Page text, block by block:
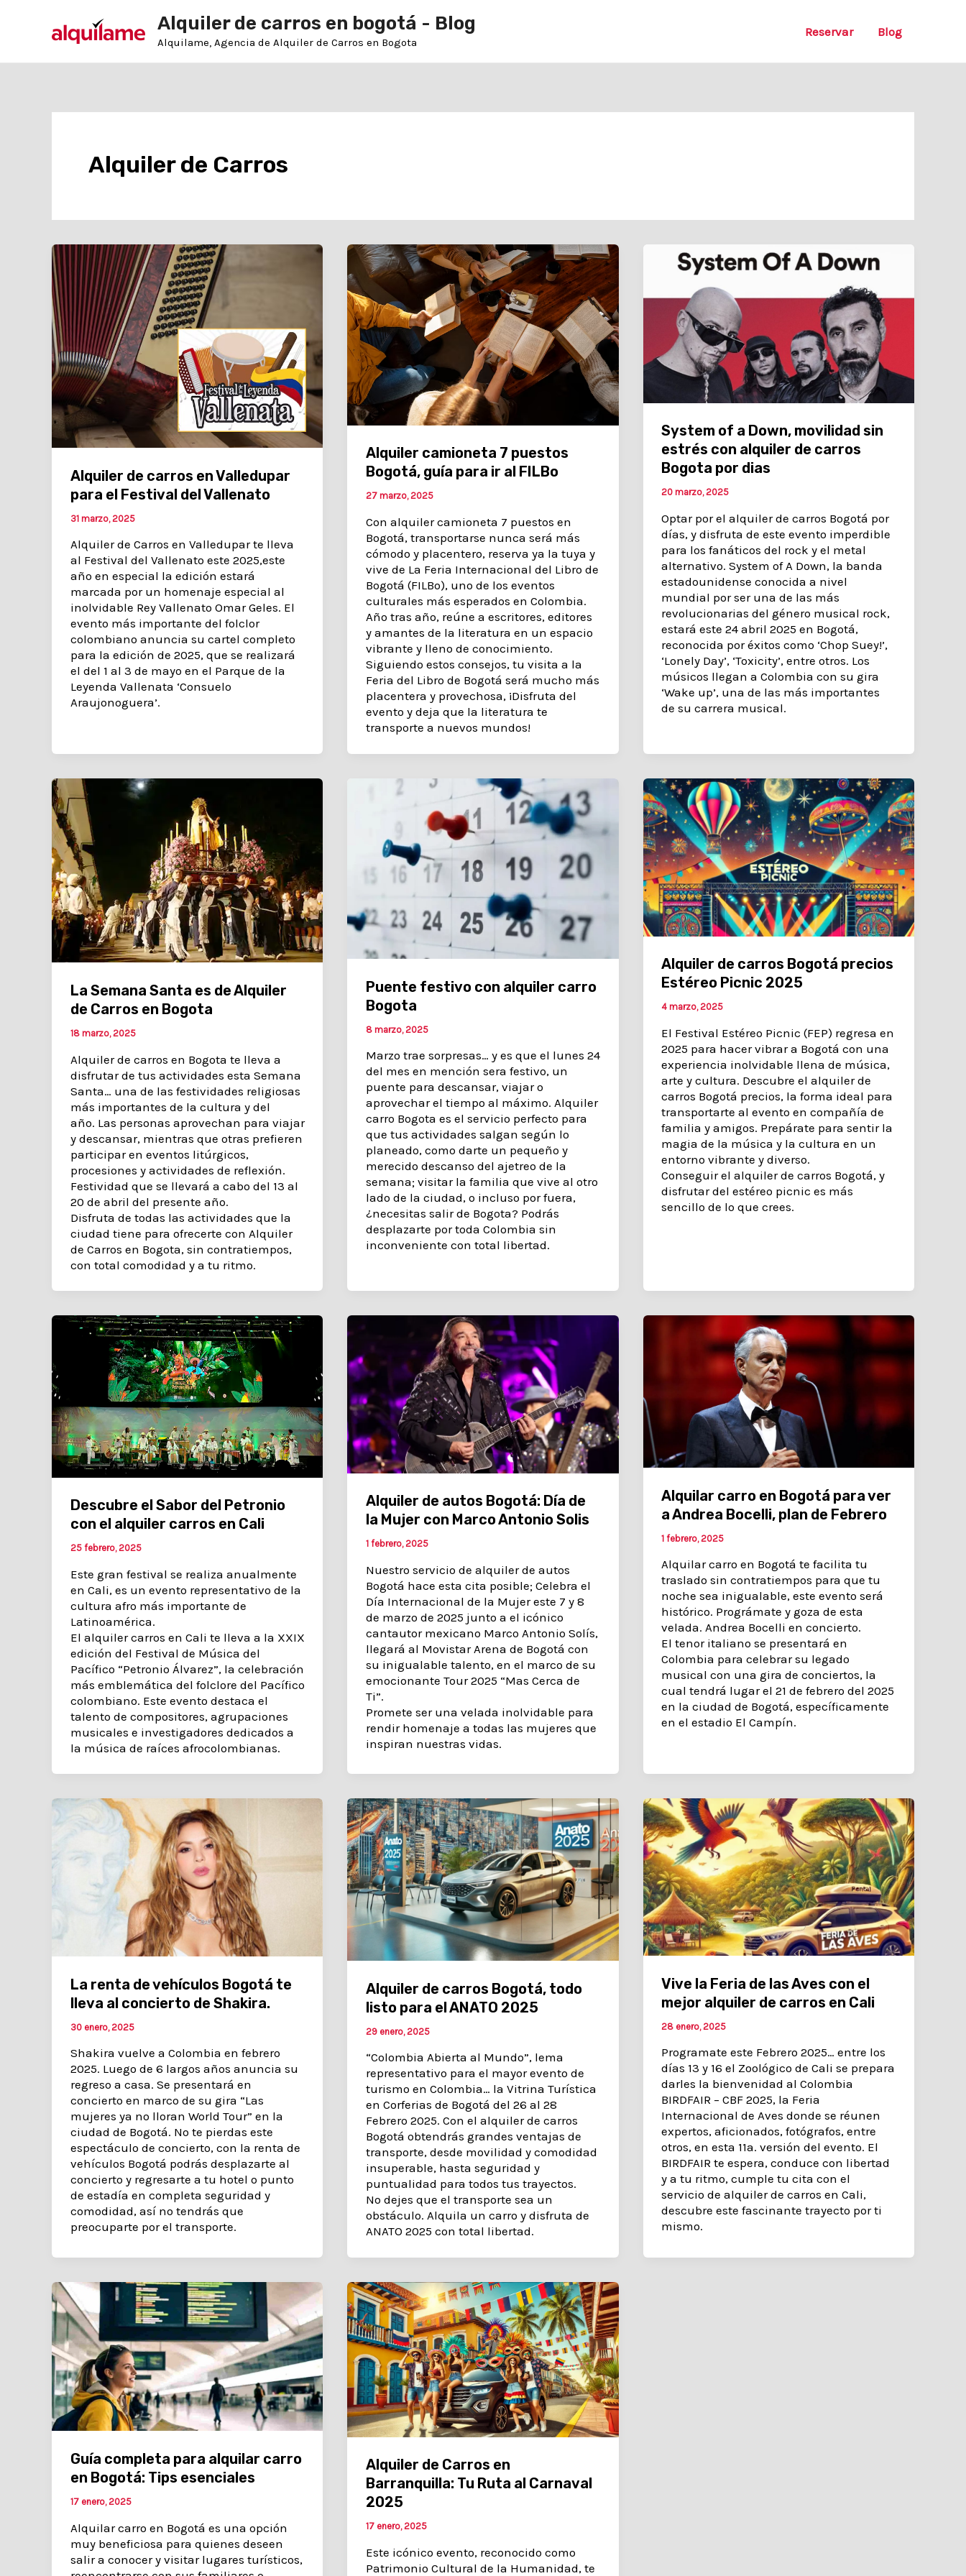
contenido
Alquiler de carros en bogotá - Blog
Alquilame, Agencia de Alquiler de Carros en Bogota
Reservar Blog
Alquiler de Carros
Alquiler de carros en Valledupar
para el Festival del Vallenato
31 marzo, 2025
Alquiler de Carros en Valledupar te lleva
al Festival del Vallenato este 2025,este
año en especial la edición estará
marcada por un homenaje especial al
inolvidable Rey Vallenato Omar Geles. El
evento más importante del folclor
colombiano anuncia su cartel completo
para la edición de 2025, que se realizará
el del 1 al 3 de mayo en el Parque de la
Leyenda Vallenata ‘Consuelo
Araujonoguera’.
Alquiler camioneta 7 puestos
Bogotá, guía para ir al FILBo
27 marzo, 2025
Con alquiler camioneta 7 puestos en
Bogotá, transportarse nunca será más
cómodo y placentero, reserva ya la tuya y
vive de La Feria Internacional del Libro de
Bogotá (FILBo), uno de los eventos
culturales más esperados en Colombia.
Año tras año, reúne a escritores, editores
y amantes de la literatura en un espacio
vibrante y lleno de conocimiento.
Siguiendo estos consejos, tu visita a la
Feria del Libro de Bogotá será mucho más
placentera y provechosa, ¡Disfruta del
evento y deja que la literatura te
transporte a nuevos mundos!
System of a Down, movilidad sin
estrés con alquiler de carros
Bogota por dias
20 marzo, 2025
Optar por el alquiler de carros Bogotá por
días, y disfruta de este evento imperdible
para los fanáticos del rock y el metal
alternativo. System of A Down, la banda
estadounidense conocida a nivel
mundial por ser una de las más
revolucionarias del género musical rock,
estará este 24 abril 2025 en Bogotá,
reconocida por éxitos como ‘Chop Suey!’,
‘Lonely Day’, ‘Toxicity’, entre otros. Los
músicos llegan a Colombia con su gira
‘Wake up’, una de las más importantes
de su carrera musical.
La Semana Santa es de Alquiler
de Carros en Bogota
18 marzo, 2025
Alquiler de carros en Bogota te lleva a
disfrutar de tus actividades esta Semana
Santa… una de las festividades religiosas
más importantes de la cultura y del
año. Las personas aprovechan para viajar
y descansar, mientras que otras prefieren
participar en eventos litúrgicos,
procesiones y actividades de reflexión.
Festividad que se llevará a cabo del 13 al
20 de abril del presente año.
Disfruta de todas las actividades que la
ciudad tiene para ofrecerte con Alquiler
de Carros en Bogota, sin contratiempos,
con total comodidad y a tu ritmo.
Puente festivo con alquiler carro
Bogota
8 marzo, 2025
Marzo trae sorpresas… y es que el lunes 24
del mes en mención sera festivo, un
puente para descansar, viajar o
aprovechar el tiempo al máximo. Alquiler
carro Bogota es el servicio perfecto para
que tus actividades salgan según lo
planeado, como darte un pequeño y
merecido descanso del ajetreo de la
semana; visitar la familia que vive al otro
lado de la ciudad, o incluso por fuera,
¿necesitas salir de Bogota? Podrás
desplazarte por toda Colombia sin
inconveniente con total libertad.
Alquiler de carros Bogotá precios
Estéreo Picnic 2025
4 marzo, 2025
El Festival Estéreo Picnic (FEP) regresa en
2025 para hacer vibrar a Bogotá con una
experiencia inolvidable llena de música,
arte y cultura. Descubre el alquiler de
carros Bogotá precios, la forma ideal para
transportarte al evento en compañía de
familia y amigos. Prepárate para sentir la
magia de la música y la cultura en un
entorno vibrante y diverso.
Conseguir el alquiler de carros Bogotá, y
disfrutar del estéreo picnic es más
sencillo de lo que crees.
Descubre el Sabor del Petronio
con el alquiler carros en Cali
25 febrero, 2025
Este gran festival se realiza anualmente
en Cali, es un evento representativo de la
cultura afro más importante de
Latinoamérica.
El alquiler carros en Cali te lleva a la XXIX
edición del Festival de Música del
Pacífico “Petronio Álvarez”, la celebración
más emblemática del folclore del Pacífico
colombiano. Este evento destaca el
talento de compositores, agrupaciones
musicales e investigadores dedicados a
la música de raíces afrocolombianas.
Alquiler de autos Bogotá: Día de
la Mujer con Marco Antonio Solis
1 febrero, 2025
Nuestro servicio de alquiler de autos
Bogotá hace esta cita posible; Celebra el
Día Internacional de la Mujer este 7 y 8
de marzo de 2025 junto a el icónico
cantautor mexicano Marco Antonio Solís,
llegará al Movistar Arena de Bogotá con
su inigualable talento, en el marco de su
emocionante Tour 2025 “Mas Cerca de
Ti”.
Promete ser una velada inolvidable para
rendir homenaje a todas las mujeres que
inspiran nuestras vidas.
Alquilar carro en Bogotá para ver
a Andrea Bocelli, plan de Febrero
1 febrero, 2025
Alquilar carro en Bogotá te facilita tu
traslado sin contratiempos para que tu
noche sea inigualable, este evento será
histórico. Prográmate y goza de esta
velada. Andrea Bocelli en concierto.
El tenor italiano se presentará en
Colombia para celebrar su legado
musical con una gira de conciertos, la
cual tendrá lugar el 21 de febrero del 2025
en la ciudad de Bogotá, específicamente
en el estadio El Campín.
La renta de vehículos Bogotá te
lleva al concierto de Shakira.
30 enero, 2025
Shakira vuelve a Colombia en febrero
2025. Luego de 6 largos años anuncia su
regreso a casa. Se presentará en
concierto en marco de su gira “Las
mujeres ya no lloran World Tour” en la
ciudad de Bogotá. No te pierdas este
espectáculo de concierto, con la renta de
vehículos Bogotá podrás desplazarte al
concierto y regresarte a tu hotel o punto
de estadía en completa seguridad y
comodidad, así no tendrás que
preocuparte por el transporte.
Alquiler de carros Bogotá, todo
listo para el ANATO 2025
29 enero, 2025
“Colombia Abierta al Mundo”, lema
representativo para el mayor evento de
turismo en Colombia… la Vitrina Turística
en Corferias de Bogotá del 26 al 28
Febrero 2025. Con el alquiler de carros
Bogotá obtendrás grandes ventajas de
transporte, desde movilidad y comodidad
insuperable, hasta seguridad y
puntualidad para todos tus trayectos.
No dejes que el transporte sea un
obstáculo. Alquila un carro y disfruta de
ANATO 2025 con total libertad.
Vive la Feria de las Aves con el
mejor alquiler de carros en Cali
28 enero, 2025
Programate este Febrero 2025… entre los
días 13 y 16 el Zoológico de Cali se prepara
darles la bienvenidad al Colombia
BIRDFAIR – CBF 2025, la Feria
Internacional de Aves donde se réunen
expertos, aficionados, fotógrafos, entre
otros, en esta 11a. versión del evento. El
BIRDFAIR te espera, conduce con libertad
y a tu ritmo, cumple tu cita con el
servicio de alquiler de carros en Cali,
descubre este fascinante trayecto por ti
mismo.
Guía completa para alquilar carro
en Bogotá: Tips esenciales
17 enero, 2025
Alquilar carro en Bogotá es una opción
muy beneficiosa para quienes deseen
salir a conocer y visitar lugares turísticos,
Alquiler de Carros en
Barranquilla: Tu Ruta al Carnaval
2025
17 enero, 2025
Este icónico evento, reconocido como
Patrimonio Cultural de la Humanidad, te
pagination